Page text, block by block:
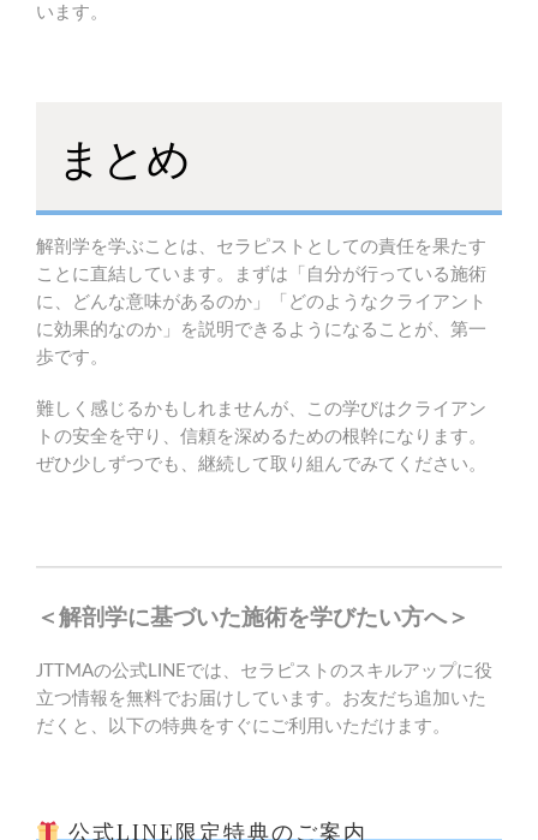
います。
まとめ
解剖学を学ぶことは、セラピストとしての責任を果たす
ことに直結しています。まずは「自分が行っている施術
に、どんな意味があるのか」「どのようなクライアント
に効果的なのか」を説明できるようになることが、第一
歩です。
難しく感じるかもしれませんが、この学びはクライアン
トの安全を守り、信頼を深めるための根幹になります。
ぜひ少しずつでも、継続して取り組んでみてください。
＜解剖学に基づいた施術を学びたい方へ＞
JTTMAの公式LINEでは、セラピストのスキルアップに役
立つ情報を無料でお届けしています。お友だち追加いた
だくと、以下の特典をすぐにご利用いただけます。
公式LINE限定特典のご案内